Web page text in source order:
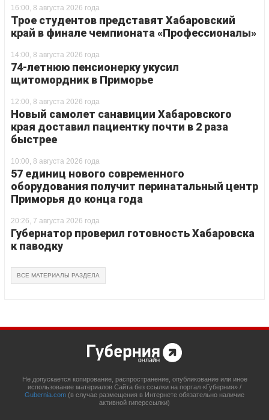
16:00, 8 августа 2026 года
Трое студентов представят Хабаровский
край в финале чемпионата «Профессионалы»
14:00, 8 августа 2026 года
74-летнюю пенсионерку укусил
щитомордник в Приморье
12:00, 8 августа 2026 года
Новый самолет санавиции Хабаровского
края доставил пациентку почти в 2 раза
быстрее
10:00, 8 августа 2026 года
57 единиц нового современного
оборудования получит перинатальный центр
Приморья до конца года
20:26, 7 августа 2026 года
Губернатор проверил готовность Хабаровска
к паводку
ВСЕ МАТЕРИАЛЫ РАЗДЕЛА
Не допускается копирование, распространение, опубликование или иное
использование материалов Сайта без ссылки на портал «Губерния» /
Gubernia.com (в случае размещения в Интернете обязательно наличие
активной гиперссылки)